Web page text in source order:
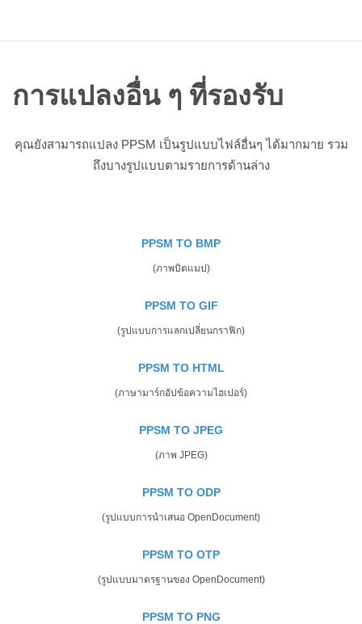
การแปลงอื่น ๆ ที่รองรับ
คุณยังสามารถแปลง PPSM เป็นรูปแบบไฟล์อื่นๆ ได้มากมาย รวม
ถึงบางรูปแบบตามรายการด้านล่าง
PPSM TO BMP
(ภาพบิตแมป)
PPSM TO GIF
(รูปแบบการแลกเปลี่ยนกราฟิก)
PPSM TO HTML
(ภาษามาร์กอัปข้อความไฮเปอร์)
PPSM TO JPEG
(ภาพ JPEG)
PPSM TO ODP
(รูปแบบการนำเสนอ OpenDocument)
PPSM TO OTP
(รูปแบบมาตรฐานของ OpenDocument)
PPSM TO PNG